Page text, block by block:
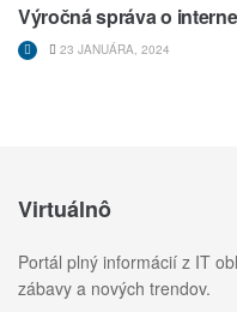
Výročná správa o
23 JANUÁRA, 2024
Virtuálnô
Portál plný informácií z IT
zábavy a nových trendov.